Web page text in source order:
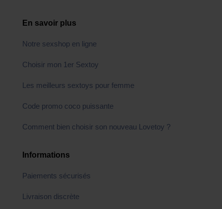
En savoir plus
Notre sexshop en ligne
Choisir mon 1er Sextoy
Les meilleurs sextoys pour femme
Code promo coco puissante
Comment bien choisir son nouveau Lovetoy ?
Informations
Paiements sécurisés
Livraison discrète